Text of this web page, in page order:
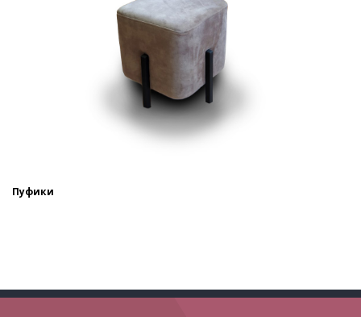
Пуфики